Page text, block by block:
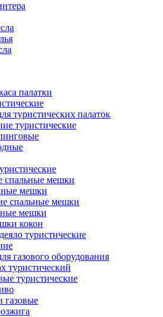
палатки
туристических палаток
туристические
спальные мешки
мешки
спальные мешки
мешки
кокон
туристические
газового оборудования
туристический
туристические
газовые